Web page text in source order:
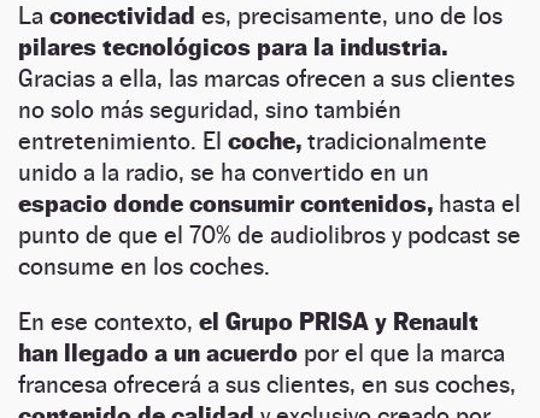
La conectividad es, precisamente, uno de los
pilares tecnológicos para la industria.
Gracias a ella, las marcas ofrecen a sus clientes
no solo más seguridad, sino también
entretenimiento. El coche, tradicionalmente
unido a la radio, se ha convertido en un
espacio donde consumir contenidos, hasta el
punto de que el 70% de audiolibros y podcast se
consume en los coches.
En ese contexto, el Grupo PRISA y Renault
han llegado a un acuerdo por el que la marca
francesa ofrecerá a sus clientes, en sus coches,